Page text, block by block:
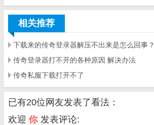
相关推荐
下载来的传奇登录器解压不出来是怎么回事？
传奇登录器打不开的各种原因 解决办法
传奇私服下载打开不了
已有20位网友发表了看法：
欢迎 你 发表评论: